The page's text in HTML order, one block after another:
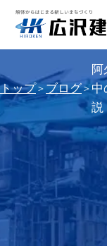
トップ＞ ブログ＞
阿
中
説